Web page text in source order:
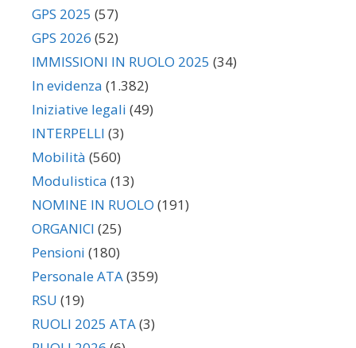
GPS 2025 (57)
GPS 2026 (52)
IMMISSIONI IN RUOLO 2025 (34)
In evidenza (1.382)
Iniziative legali (49)
INTERPELLI (3)
Mobilità (560)
Modulistica (13)
NOMINE IN RUOLO (191)
ORGANICI (25)
Pensioni (180)
Personale ATA(359)
RSU (19)
RUOLI 2025 ATA(3)